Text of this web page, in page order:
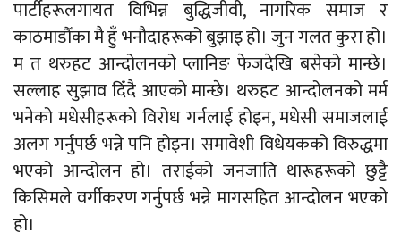
पार्टीहरूलगायत विभिन्न बुद्धिजीवी, नागरिक समाज र
काठमाडौँका मै हुँ भनौदाहरूको बुझाइ हो। जुन गलत कुरा हो।
म त थरुहट आन्दोलनको प्लानिङ फेजदेखि बसेको मान्छे।
सल्लाह सुझाव दिँदै आएको मान्छे। थरुहट आन्दोलनको मर्म
भनेको मधेसीहरूको विरोध गर्नलाई होइन, मधेसी समाजलाई
अलग गर्नुपर्छ भन्ने पनि होइन। समावेशी विधेयकको विरुद्धमा
भएको आन्दोलन हो। तराईको जनजाति थारूहरूको छुट्टै
किसिमले वर्गीकरण गर्नुपर्छ भन्ने मागसहित आन्दोलन भएको
हो।